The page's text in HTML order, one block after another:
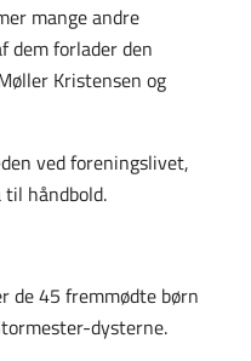
mange andre
dem forlader den
Kristensen og
ved foreningslivet,
håndbold.
de 45 fremmødte børn
dysterne.